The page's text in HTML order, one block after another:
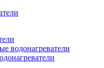
водонагреватели